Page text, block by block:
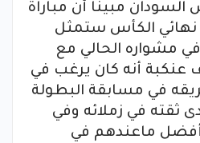
السودان مبيناً أن مباراة
نهائي الكأس ستمثل
في مشواره الحالي مع
عنكبة أنه كان يرغب في
في مسابقة البطولة
ثقته في زملائه وفي
أفضل ماعندهم في